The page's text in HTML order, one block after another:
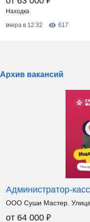
Находка
вчера в 12:32
617
Архив вакансий
Администратор-
ООО Суши Мастер. Улица
от 64 000 ₽